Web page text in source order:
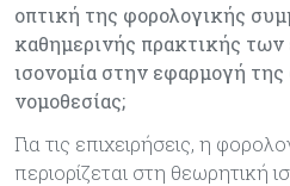
οπτική της φορολογικής
καθημερινής πρακτικής των
ισονομία στην εφαρμογή
νομοθεσίας;
Για τις επιχειρήσεις, η
περιορίζεται στη θεωρητική